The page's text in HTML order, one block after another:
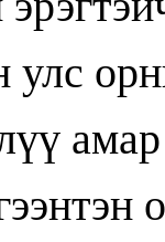
улс